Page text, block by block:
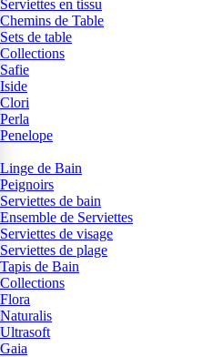
Serviettes en tissu
Chemins de Table
Sets de table
Collections
Safie
Iside
Clori
Perla
Penelope
Linge de Bain
Peignoirs
Serviettes de bain
Ensemble de Serviettes
Serviettes de visage
Serviettes de plage
Tapis de Bain
Collections
Flora
Naturalis
Ultrasoft
Gaia